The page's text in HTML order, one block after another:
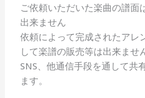
ご依頼いただいた楽曲の譜面
出来ません
依頼によって完成されたアレ
して楽譜の販売等は出来ませ
SNS、他通信手段を通して共
ます。